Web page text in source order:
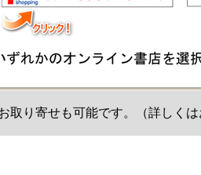
取り寄せも可能です。（詳しくは